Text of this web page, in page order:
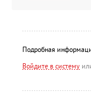
Подробная
Войдите в систему